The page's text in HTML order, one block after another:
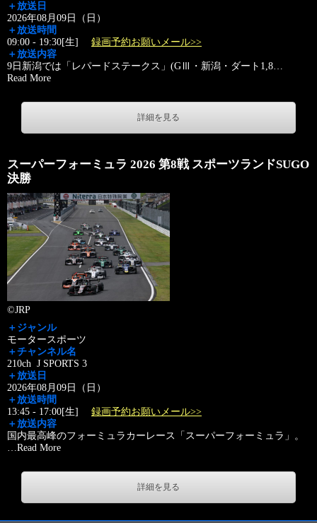
＋放送日
2026年08月09日（日）
＋放送時間
09:00 - 19:30[生] 録画予約お願いメール>>
＋放送内容
9日新潟では「レパードステークス」(GⅢ・新潟・ダート1,8…
Read More
詳細を見る
スーパーフォーミュラ 2026 第8戦 スポーツランドSUGO
決勝
©JRP
＋ジャンル
モータースポーツ
＋チャンネル名
210ch J SPORTS 3
＋放送日
2026年08月09日（日）
＋放送時間
13:45 - 17:00[生] 録画予約お願いメール>>
＋放送内容
国内最高峰のフォーミュラカーレース「スーパーフォーミュラ」。
…Read More
詳細を見る